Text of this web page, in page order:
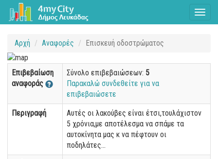
Αρχή Αναφορές Επισκευή οδοστρώματος
Επιβεβαίωση
αναφοράς
Σύνολο επιβεβαιώσεων: 5
Παρακαλώ συνδεθείτε για να
επιβεβαιώσετε
Περιγραφή
Αυτές οι λακούβες είναι έτσι,τουλάχιστον
5 χρόνια,με αποτέλεσμα να σπάμε τα
αυτοκίνητα μας κ να πέφτουν οι
ποδηλάτες...